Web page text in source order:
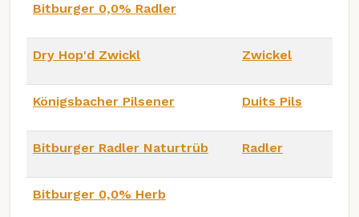
Bitburger 0,0% Radler
Dry Hop'd Zwickl Zwickel
Königsbacher Pilsener Duits Pils
Bitburger Radler Naturtrüb Radler
Bitburger 0,0% Herb